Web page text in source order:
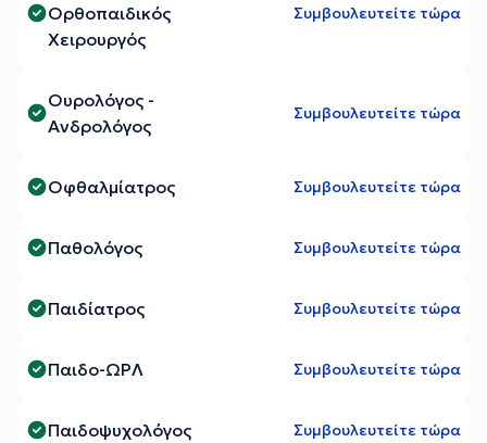
Ορθοπαιδικός
Χειρουργός
Συμβουλευτείτε τώρα
Ουρολόγος -
Ανδρολόγος
Συμβουλευτείτε τώρα
Οφθαλμίατρος Συμβουλευτείτε τώρα
Παθολόγος Συμβουλευτείτε τώρα
Παιδίατρος Συμβουλευτείτε τώρα
Παιδο-ΩΡΛ Συμβουλευτείτε τώρα
Παιδοψυχολόγος Συμβουλευτείτε τώρα